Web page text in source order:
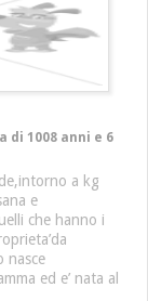
di 1008 anni e 6
a kg
e
che hanno i
nasce
ed e’ nata al